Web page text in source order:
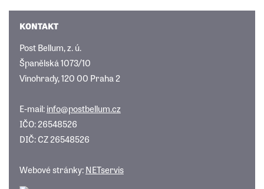
KONTAKT
Post Bellum, z. ú.
Španělská 1073/10
Vinohrady, 120 00 Praha 2
E-mail:info@postbellum.cz
IČO: 26548526
DIČ: CZ 26548526
Webové stránky:NETservis